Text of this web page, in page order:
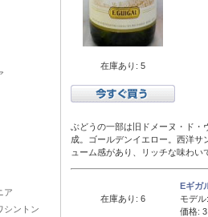
ア
シントン
在庫あり: 5
ぶどうの一部は旧ドメーヌ・ド・
成。ゴールデンイエロー。西洋
ューム感があり、リッチな味わい
在庫あり: 6
Eギガ
モデル:
価格: